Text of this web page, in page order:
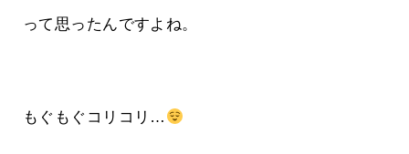
って思ったんですよね。
もぐもぐコリコリ…